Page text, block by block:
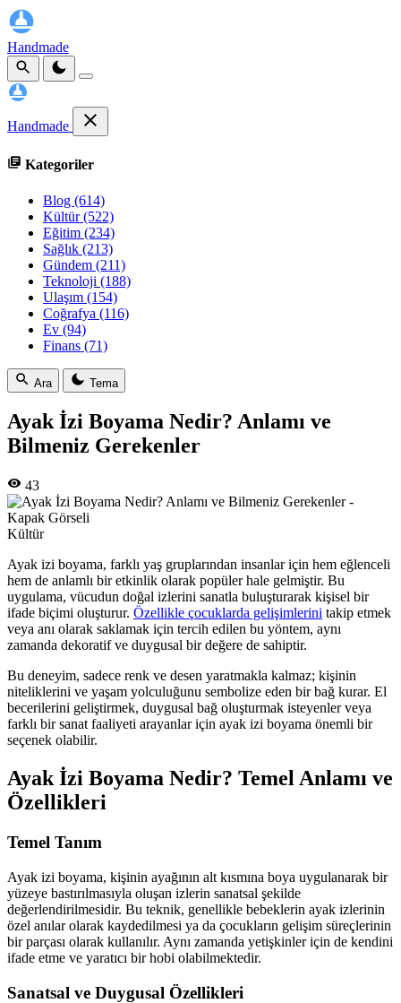
Handmade
Handmade
Kategoriler
Blog (614)
Kültür(522)
Eğitim (234)
Sağlık (213)
Gündem (211)
Teknoloji (188)
Ulaşım (154)
Coğrafya (116)
Ev (94)
Finans (71)
Ara Tema
Ayak İzi Boyama Nedir? Anlamı ve
Bilmeniz Gerekenler
43
Kültür
Ayak izi boyama, farklı yaş gruplarından insanlar için hem eğlenceli
hem de anlamlı bir etkinlik olarak popüler hale gelmiştir. Bu
uygulama, vücudun doğal izlerini sanatla buluşturarak kişisel bir
ifade biçimi oluşturur. Özellikle çocuklarda gelişimlerini takip etmek
veya anı olarak saklamak için tercih edilen bu yöntem, aynı
zamanda dekoratif ve duygusal bir değere de sahiptir.
Bu deneyim, sadece renk ve desen yaratmakla kalmaz; kişinin
niteliklerini ve yaşam yolculuğunu sembolize eden bir bağ kurar. El
becerilerini geliştirmek, duygusal bağ oluşturmak isteyenler veya
farklı bir sanat faaliyeti arayanlar için ayak izi boyama önemli bir
seçenek olabilir.
Ayak İzi Boyama Nedir? Temel Anlamı ve
Özellikleri
Temel Tanım
Ayak izi boyama, kişinin ayağının alt kısmına boya uygulanarak bir
yüzeye bastırılmasıyla oluşan izlerin sanatsal şekilde
değerlendirilmesidir. Bu teknik, genellikle bebeklerin ayak izlerinin
özel anılar olarak kaydedilmesi ya da çocukların gelişim süreçlerinin
bir parçası olarak kullanılır. Aynı zamanda yetişkinler için de kendini
ifade etme ve yaratıcı bir hobi olabilmektedir.
Sanatsal ve Duygusal Özellikleri